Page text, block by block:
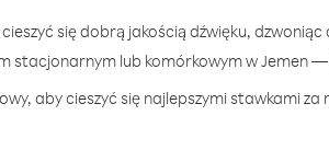
się dobrą jakością dźwięku, dzwoniąc
stacjonarnym lub komórkowym w Jemen
aby cieszyć się najlepszymi stawkami za